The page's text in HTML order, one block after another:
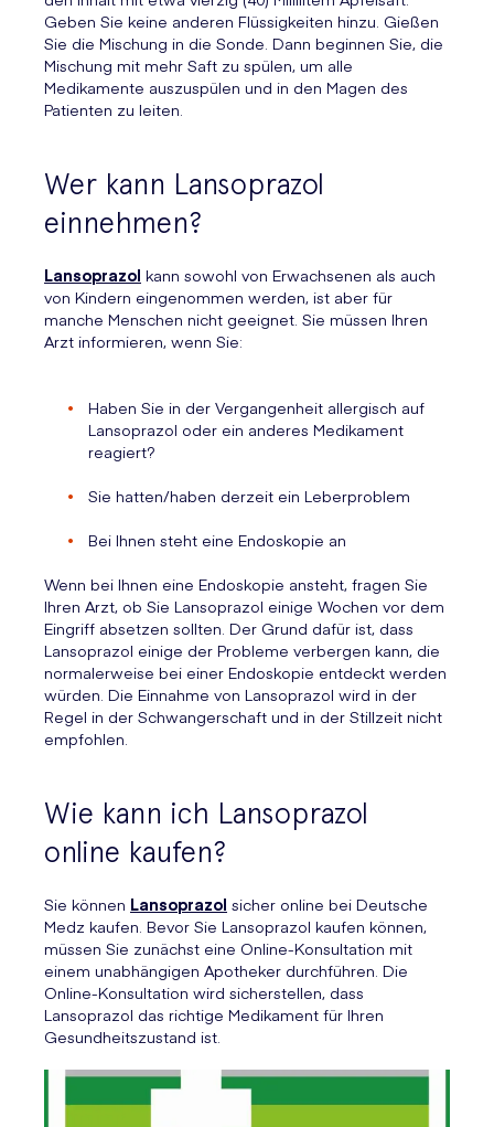
Geben Sie keine anderen Flüssigkeiten hinzu. Gießen
Sie die Mischung in die Sonde. Dann beginnen Sie, die
Mischung mit mehr Saft zu spülen, um alle
Medikamente auszuspülen und in den Magen des
Patienten zu leiten.
Wer kann Lansoprazol
einnehmen?
Lansoprazol kann sowohl von Erwachsenen als auch
von Kindern eingenommen werden, ist aber für
manche Menschen nicht geeignet. Sie müssen Ihren
Arzt informieren, wenn Sie:
Haben Sie in der Vergangenheit allergisch auf
Lansoprazol oder ein anderes Medikament
reagiert?
Sie hatten/haben derzeit ein Leberproblem
Bei Ihnen steht eine Endoskopie an
Wenn bei Ihnen eine Endoskopie ansteht, fragen Sie
Ihren Arzt, ob Sie Lansoprazol einige Wochen vor dem
Eingriff absetzen sollten. Der Grund dafür ist, dass
Lansoprazol einige der Probleme verbergen kann, die
normalerweise bei einer Endoskopie entdeckt werden
würden. Die Einnahme von Lansoprazol wird in der
Regel in der Schwangerschaft und in der Stillzeit nicht
empfohlen.
Wie kann ich Lansoprazol
online kaufen?
Sie können Lansoprazol sicher online bei Deutsche
Medz kaufen. Bevor Sie Lansoprazol kaufen können,
müssen Sie zunächst eine Online-Konsultation mit
einem unabhängigen Apotheker durchführen. Die
Online-Konsultation wird sicherstellen, dass
Lansoprazol das richtige Medikament für Ihren
Gesundheitszustand ist.